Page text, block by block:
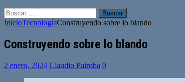
Buscar:
InicioTecnologíaConstruyendo sobre lo blando
Construyendo sobre lo blando
2 enero, 2024 Claudio Pairoba 0